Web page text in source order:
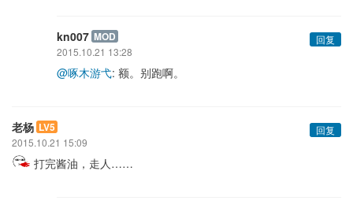
kn007 MOD
回复
2015.10.21 13:28
@啄木游弋: 额。别跑啊。
老杨 LV5
回复
2015.10.21 15:09
打完酱油，走人……